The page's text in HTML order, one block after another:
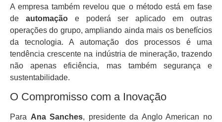
A empresa também revelou que o método está em fase
de automaçãoe poderá ser aplicado em outras
operações do grupo, ampliando ainda mais os benefícios
da tecnologia. A automação dos processos é uma
tendência crescente na indústria de mineração, trazendo
não apenas eficiência, mas também segurança e
sustentabilidade.
O Compromisso com a Inovação
Para Ana Sanches, presidente da Anglo American no